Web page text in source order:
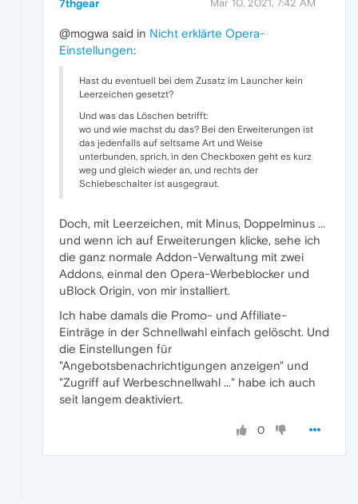
7thgear Mar 10, 2021, 7:42 AM
@mogwa said in Nicht erklärte Opera-
Einstellungen:
Hast du eventuell bei dem Zusatz im Launcher kein
Leerzeichen gesetzt?
Und was das Löschen betrifft:
wo und wie machst du das? Bei den Erweiterungen ist
das jedenfalls auf seltsame Art und Weise
unterbunden, sprich, in den Checkboxen geht es kurz
weg und gleich wieder an, und rechts der
Schiebeschalter ist ausgegraut.
Doch, mit Leerzeichen, mit Minus, Doppelminus ...
und wenn ich auf Erweiterungen klicke, sehe ich
die ganz normale Addon-Verwaltung mit zwei
Addons, einmal den Opera-Werbeblocker und
uBlock Origin, von mir installiert.
Ich habe damals die Promo- und Affiliate-
Einträge in der Schnellwahl einfach gelöscht. Und
die Einstellungen für
"Angebotsbenachrichtigungen anzeigen" und
"Zugriff auf Werbeschnellwahl ..." habe ich auch
seit langem deaktiviert.
0